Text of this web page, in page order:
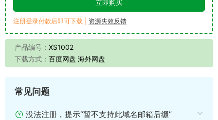
立即购买
注册登录付款后即可下载 | 资源失效反馈
产品编号： XS1002
下载方式： 百度网盘 海外网盘
常见问题
没法注册，提示“暂不支持此域名邮箱后缀”